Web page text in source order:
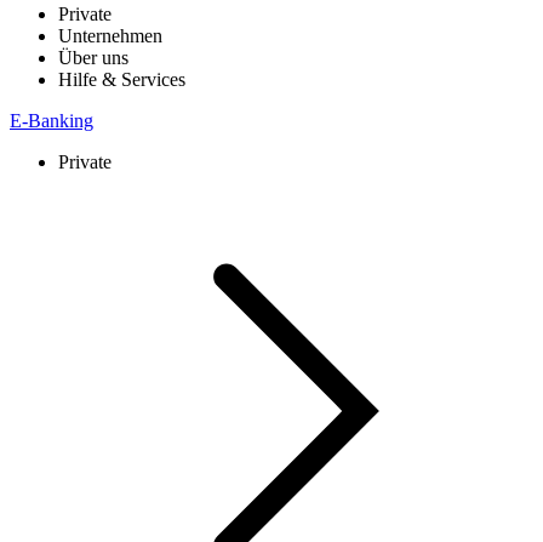
Private
Unternehmen
Über uns
Hilfe & Services
E-Banking
Private